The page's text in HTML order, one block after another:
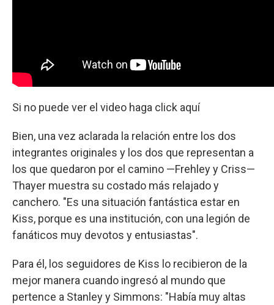
Si no puede ver el video haga click aquí
Bien, una vez aclarada la relación entre los dos
integrantes originales y los dos que representan a
los que quedaron por el camino —Frehley y Criss—
Thayer muestra su costado más relajado y
canchero. "Es una situación fantástica estar en
Kiss, porque es una institución, con una legión de
fanáticos muy devotos y entusiastas".
Para él, los seguidores de Kiss lo recibieron de la
mejor manera cuando ingresó al mundo que
pertence a Stanley y Simmons: "Había muy altas